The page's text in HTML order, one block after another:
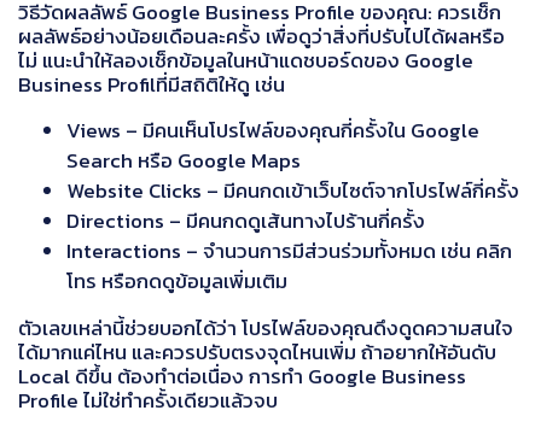
วิธีวัดผลลัพธ์ Google Business Profile ของคุณ: ควรเช็ก
ผลลัพธ์อย่างน้อยเดือนละครั้ง เพื่อดูว่าสิ่งที่ปรับไปได้ผลหรือ
ไม่ แนะนำให้ลองเช็กข้อมูลในหน้าแดชบอร์ดของ Google
Business Profilที่มีสถิติให้ดู เช่น
Views – มีคนเห็นโปรไฟล์ของคุณกี่ครั้งใน Google
Search หรือ Google Maps
Website Clicks – มีคนกดเข้าเว็บไซต์จากโปรไฟล์กี่ครั้ง
Directions – มีคนกดดูเส้นทางไปร้านกี่ครั้ง
Interactions – จำนวนการมีส่วนร่วมทั้งหมด เช่น คลิก
โทร หรือกดดูข้อมูลเพิ่มเติม
ตัวเลขเหล่านี้ช่วยบอกได้ว่า โปรไฟล์ของคุณดึงดูดความสนใจ
ได้มากแค่ไหน และควรปรับตรงจุดไหนเพิ่ม ถ้าอยากให้อันดับ
Local ดีขึ้น ต้องทำต่อเนื่อง การทำ Google Business
Profile ไม่ใช่ทำครั้งเดียวแล้วจบ